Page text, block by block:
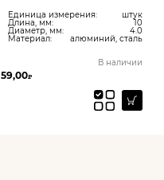
Единица измерения: штук
Длина, мм: 10
Диаметр, мм: 4.0
Материал: алюминий, сталь
В наличии
59,00₽